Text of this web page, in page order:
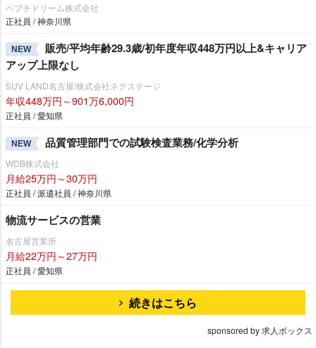
ペプチドリーム株式会社
正社員 / 神奈川県
NEW
販売/平均年齢29.3歳/初年度年収448万円以上&キャリア
アップ上限なし
SUV LAND名古屋/株式会社ネクステージ
年収448万円～901万6,000円
正社員 / 愛知県
NEW 品質管理部門での試験検査業務/化学分析
WDB株式会社
月給25万円～30万円
正社員 / 派遣社員 / 神奈川県
物流サービスの営業
名古屋営業所
月給22万円～27万円
正社員 / 愛知県
続きはこちら
sponsored by 求人ボックス